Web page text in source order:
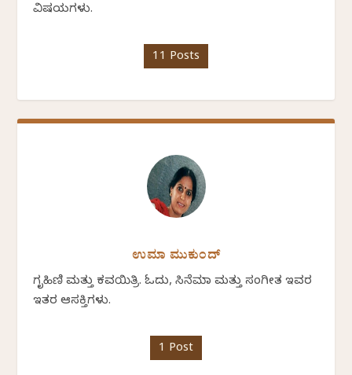
ವಿಷಯಗಳು.
11 Posts
ಉಮಾ ಮುಕುಂದ್
ಗೃಹಿಣಿ ಮತ್ತು ಕವಯಿತ್ರಿ. ಓದು, ಸಿನೆಮಾ ಮತ್ತು ಸಂಗೀತ ಇವರ
ಇತರ ಆಸಕ್ತಿಗಳು.
1 Post